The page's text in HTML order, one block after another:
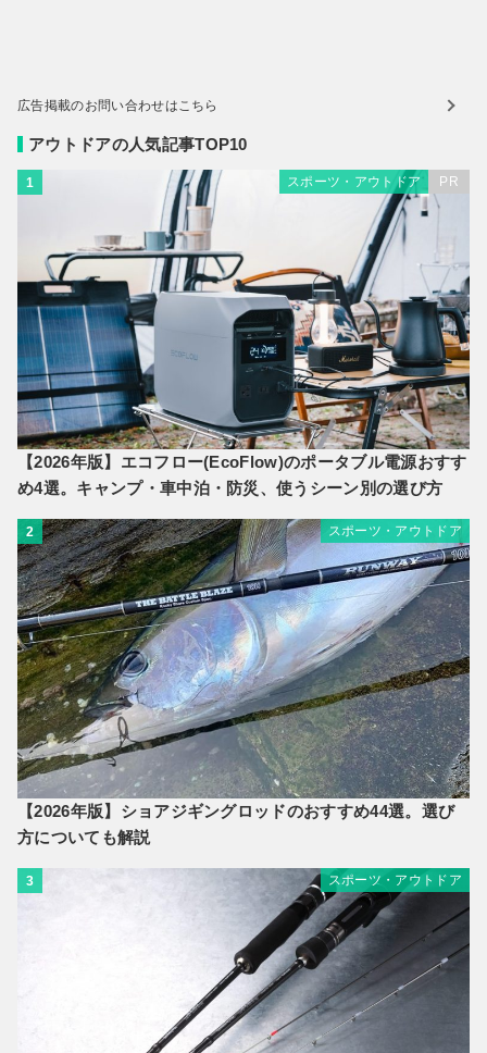
広告掲載のお問い合わせはこちら
アウトドアの人気記事TOP10
1 スポーツ・アウトドア PR
【2026年版】エコフロー(EcoFlow)のポータブル電源おすす
め4選。キャンプ・車中泊・防災、使うシーン別の選び方
2 スポーツ・アウトドア
【2026年版】ショアジギングロッドのおすすめ44選。選び
方についても解説
3 スポーツ・アウトドア